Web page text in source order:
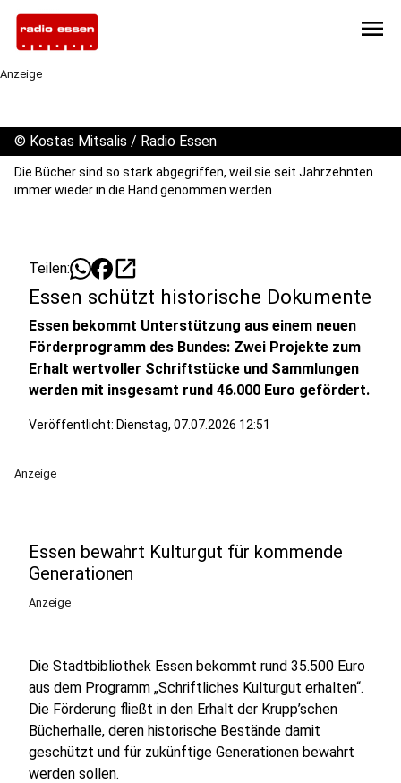
menu
Anzeige
© Kostas Mitsalis / Radio Essen
Die Bücher sind so stark abgegriffen, weil sie seit Jahrzehnten
immer wieder in die Hand genommen werden
Teilen: open_in_new
Essen schützt historische Dokumente
Essen bekommt Unterstützung aus einem neuen
Förderprogramm des Bundes: Zwei Projekte zum
Erhalt wertvoller Schriftstücke und Sammlungen
werden mit insgesamt rund 46.000 Euro gefördert.
Veröffentlicht: Dienstag, 07.07.2026 12:51
Anzeige
Essen bewahrt Kulturgut für kommende
Generationen
Anzeige
Die Stadtbibliothek Essen bekommt rund 35.500 Euro
aus dem Programm „Schriftliches Kulturgut erhalten“.
Die Förderung fließt in den Erhalt der Krupp’schen
Bücherhalle, deren historische Bestände damit
geschützt und für zukünftige Generationen bewahrt
werden sollen.